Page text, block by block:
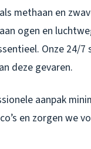
methaan en
ogen en
Onze 24/
deze gevaren.
aanpak
en zorgen we